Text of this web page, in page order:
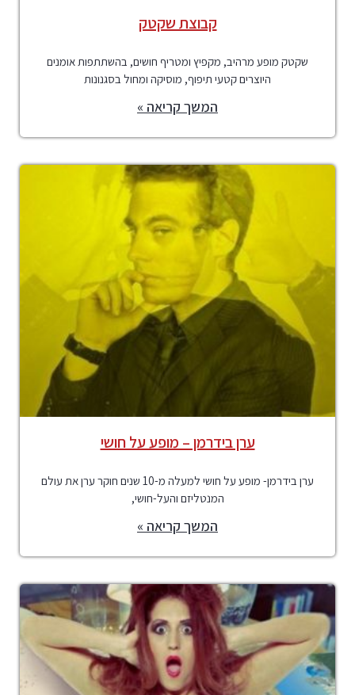
קבוצת שקטק
שקטק מופע מרהיב, מקפיץ ומטריף חושים, בהשתתפות אומנים
היוצרים קטעי תיפוף, מוסיקה ומחול בסגנונות
המשך קריאה »
ערן בידרמן – מופע על חושי
ערן בידרמן- מופע על חושי למעלה מ-10 שנים חוקר ערן את עולם
המנטליזם והעל-חושי,
המשך קריאה »